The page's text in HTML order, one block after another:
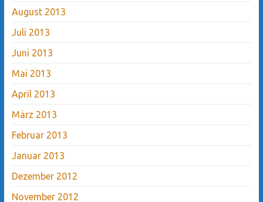
August 2013
Juli 2013
Juni 2013
Mai 2013
April 2013
März 2013
Februar 2013
Januar 2013
Dezember 2012
November 2012